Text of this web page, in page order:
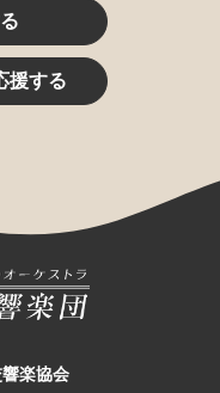
援する
楽協会